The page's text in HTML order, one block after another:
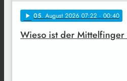
play_arrow 05. August 2026 07:22 · 00:40
Wieso ist der